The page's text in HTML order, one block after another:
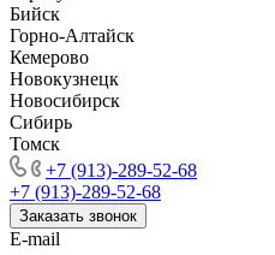
Бийск
Горно-Алтайск
Кемерово
Новокузнецк
Новосибирск
Сибирь
Томск
+7 (913)-289-52-68
+7 (913)-289-52-68
Заказать звонок
E-mail